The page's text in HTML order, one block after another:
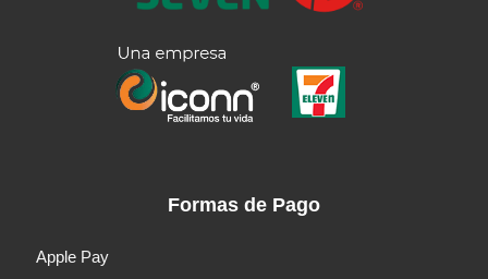
Formas de Pago
Apple Pay